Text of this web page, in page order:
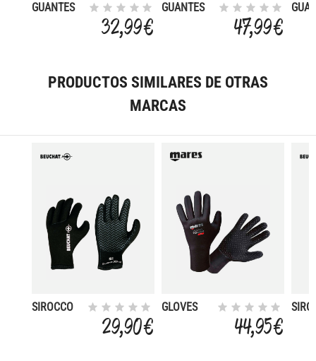
GUANTES
32,99 €
GUANTES
47,99 €
PRODUCTOS SIMILARES DE OTRAS
MARCAS
SIROCCO
29,90 €
GLOVES
44,95 €